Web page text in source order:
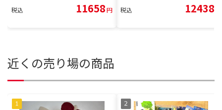
税込 11658円 税込 12438
近くの売り場の商品